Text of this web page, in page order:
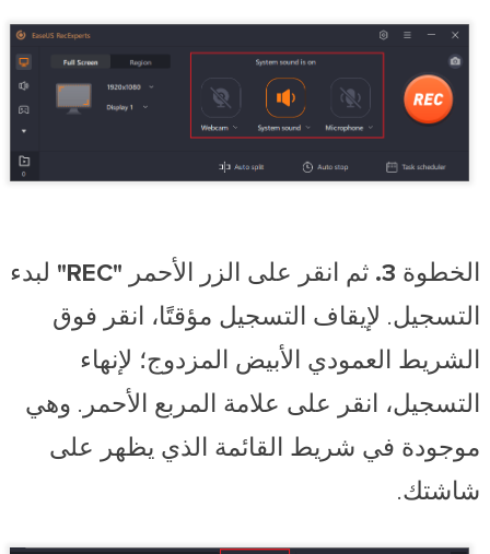
الخطوة 3. ثم انقر على الزر الأحمر "REC"
لبدء
التسجيل. لإيقاف التسجيل مؤقتًا، انقر فوق
الشريط العمودي الأبيض المزدوج؛ لإنهاء
التسجيل، انقر على علامة المربع الأحمر. وهي
موجودة في شريط القائمة الذي يظهر على
شاشتك.